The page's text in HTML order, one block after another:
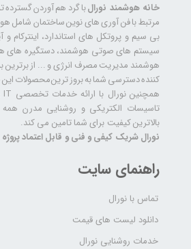
راهنمای سایت
تماس با نورال
دانلود لیست های قیمت
خدمات روشنایی نورال
خانه هوشمند نورالبا گرد هم آوردن
مرتبط با فن آوری های نوین ساختمان شامل
بی سیم و پروتکل های استاندارد، اینترکام
سیستم های صوتی هوشمند، دستگیره های
هوشمند مدیریت مصرف انرژی و ... از برترین
کننده دسترسی شما به بروز ترین محصولات
تاسیسات الکتریکی و روشنایی مدرن همه
بالاترین کیفیت برای شما تامین می کند.
نورال شریک کیفی و فنی و قابل اعتماد